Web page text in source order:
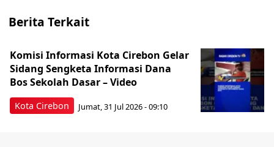
Berita Terkait
Kota Cirebon
Komisi Informasi Kota Cirebon Gelar
Sidang Sengketa Informasi Dana
Bos Sekolah Dasar – Video
Jumat, 31 Jul 2026 - 09:10